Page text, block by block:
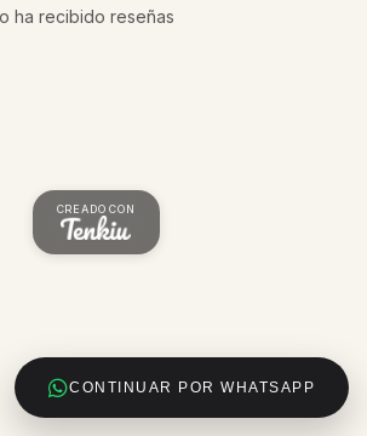
CONTINUAR POR WHATSAPP
ha recibido reseñas
CREADO CON